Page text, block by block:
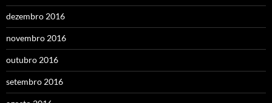
dezembro 2016
novembro 2016
outubro 2016
setembro 2016